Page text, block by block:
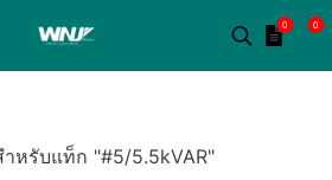
0 0
หรับแท็ก "#5/5.5kVAR"